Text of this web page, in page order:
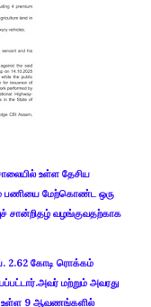
உள்ள தேசிய
பணியை மேற்கொண்ட ஒரு
சான்றிதழ் வழங்குவதற்காக
2.62 கோடி ரொக்கம்
மற்றும் அவரது
உள்ள 9 ஆவணங்களில்